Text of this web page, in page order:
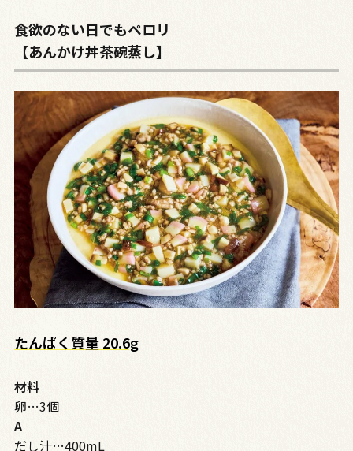
食欲のない日でもペロリ
【あんかけ丼茶碗蒸し】
たんぱく質量 20.6g
材料
卵…3個
A
だし汁…400mL